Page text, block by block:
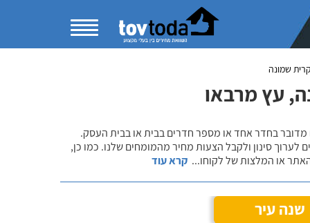
שמונה
עץ מרבאו
בחדר אחד או מספר חדרים בבית או בבית העסק.
לערוך סינון ולקבל הצעות מחיר מהמומחים שלנו. כמו כן,
או המלצות של לקוחו... קרא עוד
שנה עיר